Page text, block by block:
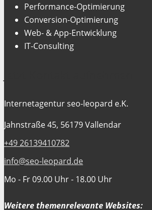
Performance-Optimierung
Conversion-Optimierung
Web- & App-Entwicklung
IT-Consulting
Internetagentur seo-leopard e.K.
Jahnstraße 45, 56179 Vallendar
+49 26139410782
info@seo-leopard.de
Mo - Fr 09.00 Uhr - 18.00 Uhr
Weitere themenrelevante Websites: